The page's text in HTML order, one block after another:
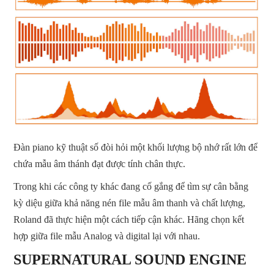
Đàn piano kỹ thuật số đòi hỏi một khối lượng bộ nhớ rất lớn để
chứa mẫu âm thánh đạt được tính chân thực.
Trong khi các công ty khác đang cố gắng để tìm sự cân bằng
kỳ diệu giữa khả năng nén file mẫu âm thanh và chất lượng,
Roland đã thực hiện một cách tiếp cận khác. Hãng chọn kết
hợp giữa file mẫu Analog và digital lại với nhau.
SUPERNATURAL SOUND ENGINE